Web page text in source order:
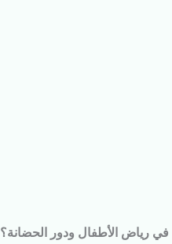
في رياض الأطفال ودور الحضانة؟